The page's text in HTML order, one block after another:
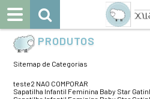
PRODUTOS
Sitemap de Categorias
teste2 NAO COMPORAR
Sapatilha Infantil Feminina Baby Star